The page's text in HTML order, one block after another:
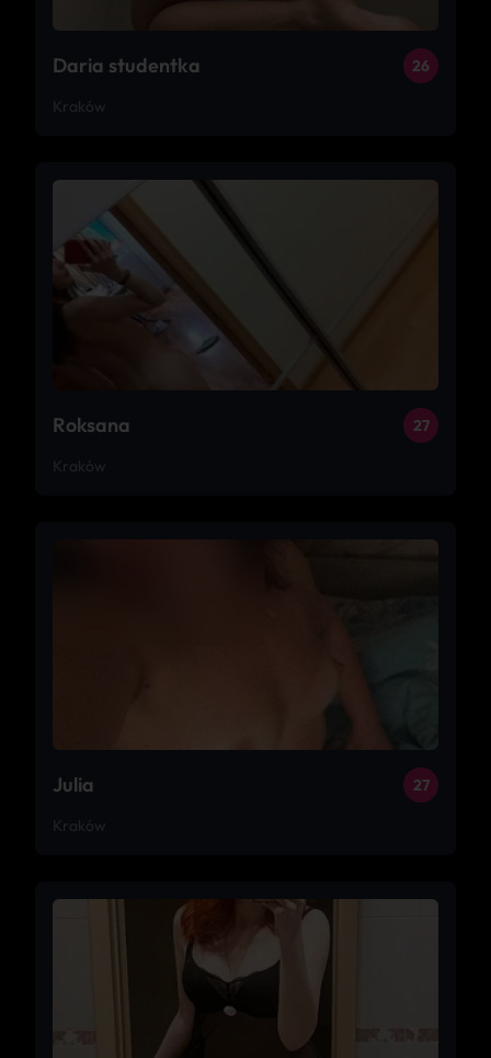
Daria studentka 26
Kraków
Roksana 27
Kraków
Julia 27
Kraków